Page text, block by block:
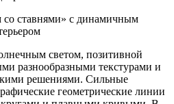
светом, позитивной
разнообразными текстурами и
решениями. Сильные
геометрические линии